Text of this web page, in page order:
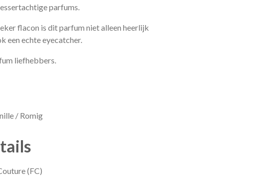
parfums.
flacon is dit parfum niet alleen heerlijk
een echte eyecatcher.
liefhebbers.
/ Romig
(FC)